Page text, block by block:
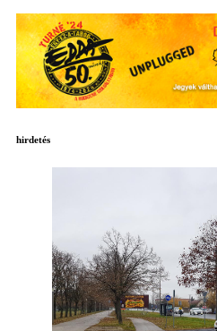
hirdetés